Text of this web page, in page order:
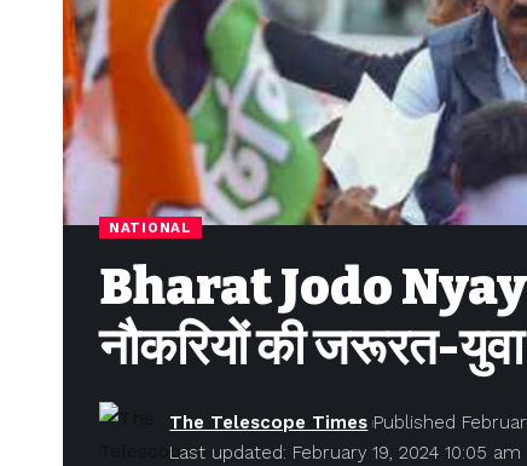
NATIONAL
Bharat Jodo Nyay
नौकरियों की जरूरत-
Last updated: February 19, 2024 10:05 am
The Telescope Times Published